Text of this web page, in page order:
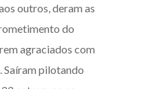
outros, deram as
do
agraciados com
Saíram pilotando